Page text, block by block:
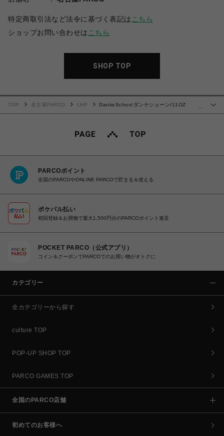
特定商取引法など法令に基づく表記は こちら
ショップお問い合わせは こちら
SHOP TOP
…
TOP 名古屋PARCO LHP
DankeSchon/ダンケシェーン/11OZ
PARCOポイント
全国のPARCOやONLINE PARCOで貯まる＆使える
ポケパル払い
初回登録＆お買物で最大1,500円分のPARCOポイント進呈
POCKET PARCO（公式アプリ）
コイン＆クーポンでPARCOでのお買い物がオトクに
カテゴリー
全カテゴリーから探す
culture TOP
POP-UP SHOP TOP
PARCO GAMES TOP
全国のPARCO店舗
初めてのお客様へ